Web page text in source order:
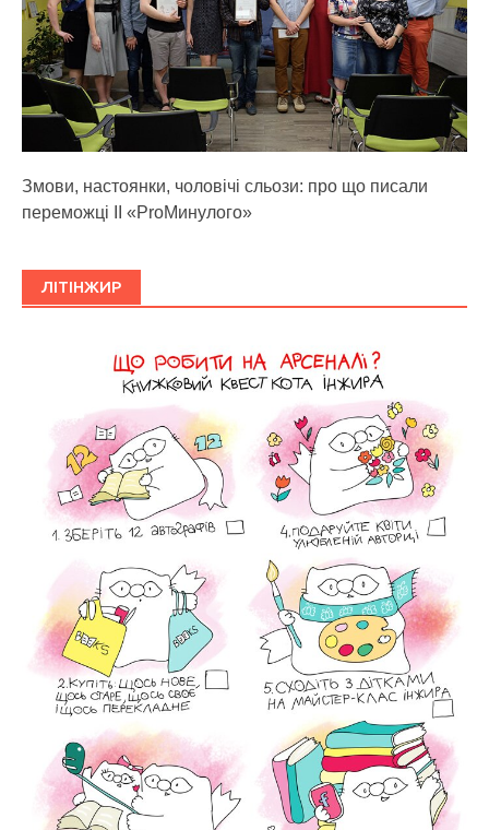
Змови, настоянки, чоловічі сльози: про що писали
переможці ІІ «ProМинулого»
ЛІТІНЖИР